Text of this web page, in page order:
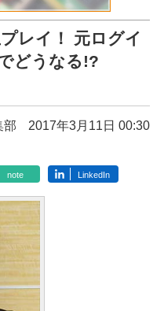
レイ！ 元ログイ
どうなる!?
部 2017年3月11日 00:30
note LinkedIn